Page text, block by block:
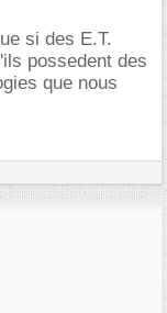
si des E.T.
possedent des
que nous